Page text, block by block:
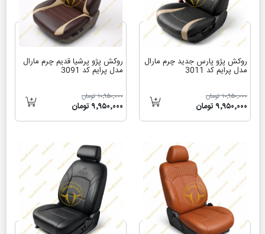
روکش پژو پارس جدید چرم مارال
مدل پرایم کد 3011
۱۰٬۹۵۰٬۰۰۰ تومان
۹٬۹۵۰٬۰۰۰ تومان
روکش پژو پرشیا قدیم چرم مارال
مدل پرایم کد 3091
۱۰٬۹۵۰٬۰۰۰ تومان
۹٬۹۵۰٬۰۰۰ تومان